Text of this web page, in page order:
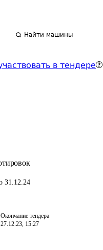
Найти машины
в тендере
31.12.24
Окончание тендера
27.12.23, 15:27